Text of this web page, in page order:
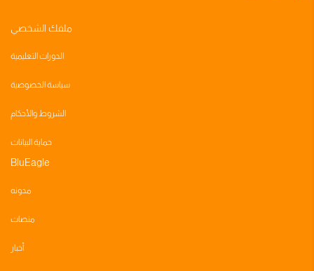
ملفك الشخصي
الدورات التعليمية
سياسة الخصوصية
الشروط والأحكام
حماية البيانات
BluEagle
مدونه
منصات
أخبار